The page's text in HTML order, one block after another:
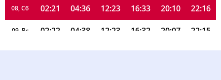
08, Сб 02:21 04:36 12:23 16:33 20:10 22:16
09, Вс 02:22 04:38 12:23 16:32 20:07 22:15
10, Пн 02:23 04:40 12:23 16:31 20:05 22:14